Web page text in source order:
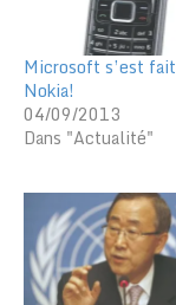
Microsoft s’est fait
Nokia!
04/09/2013
Dans "Actualité"